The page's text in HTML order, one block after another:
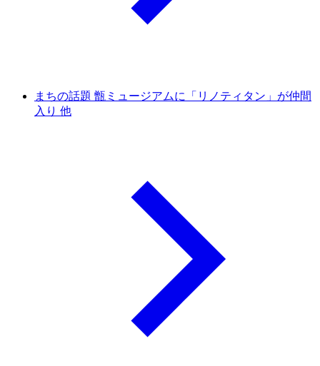
まちの話題 甑ミュージアムに「リノティタン」が仲間
入り 他